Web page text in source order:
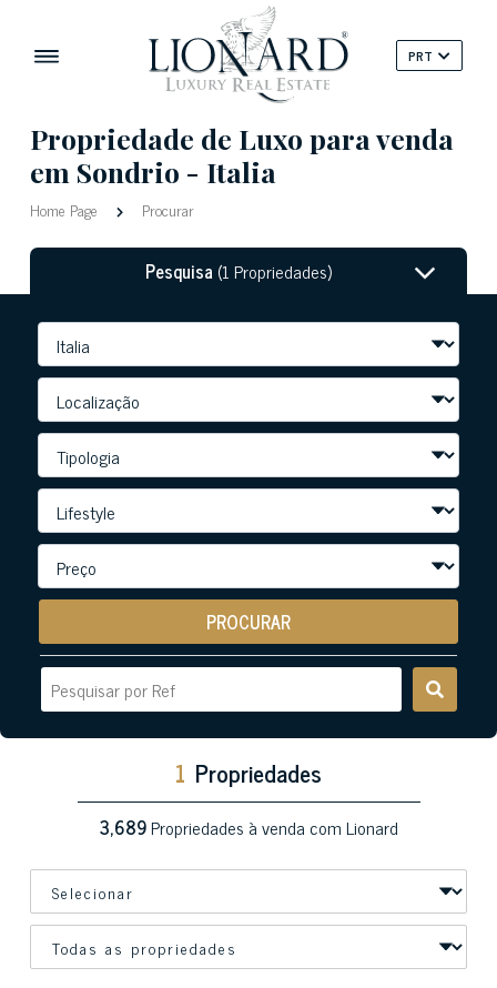
PRT
Propriedade de Luxo para venda
em Sondrio - Italia
Home Page Procurar
Pesquisa(1 Propriedades)
PROCURAR
1 Propriedades
3,689Propriedades à venda com Lionard